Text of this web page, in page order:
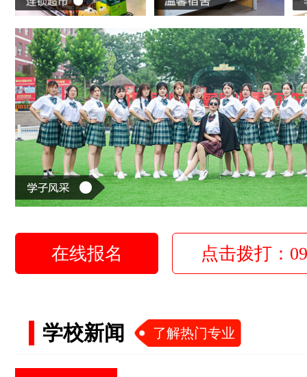
在线报名 点击拨打：
学校新闻 了解热门专业